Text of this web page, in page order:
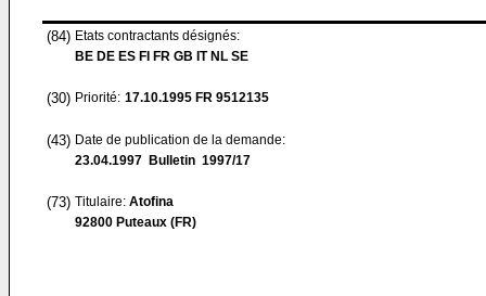
(84) Etats contractants désignés:
BE DE ES FI FR GB IT NL SE
(30) Priorité: 17.10.1995 FR 9512135
(43) Date de publication de la demande:
23.04.1997 Bulletin 1997/17
(73) Titulaire: Atofina
92800 Puteaux (FR)